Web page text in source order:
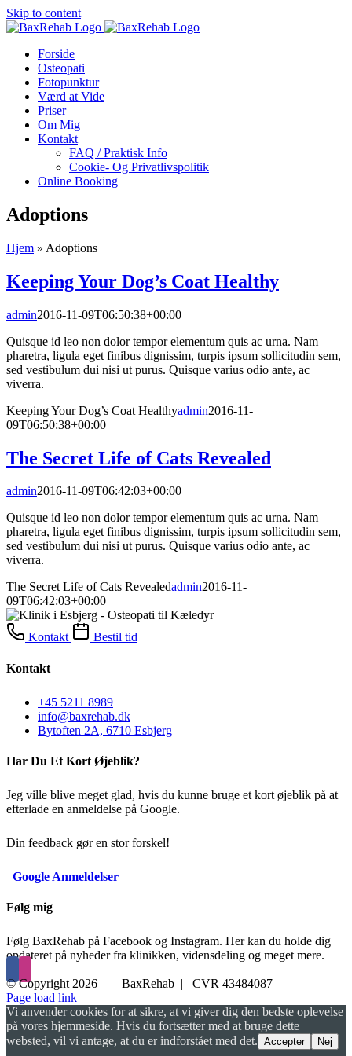
Skip to content
Forside
Osteopati
Fotopunktur
Værd at Vide
Priser
Om Mig
Kontakt
FAQ / Praktisk Info
Cookie- Og Privatlivspolitik
Online Booking
Adoptions
Hjem » Adoptions
Keeping Your Dog’s Coat Healthy
admin2016-11-09T06:50:38+00:00
Quisque id leo non dolor tempor elementum quis ac urna. Nam
pharetra, ligula eget finibus dignissim, turpis ipsum sollicitudin sem,
sed vestibulum dui nisi ut purus. Quisque varius odio ante, ac
viverra.
Keeping Your Dog’s Coat Healthyadmin2016-11-
09T06:50:38+00:00
The Secret Life of Cats Revealed
admin2016-11-09T06:42:03+00:00
Quisque id leo non dolor tempor elementum quis ac urna. Nam
pharetra, ligula eget finibus dignissim, turpis ipsum sollicitudin sem,
sed vestibulum dui nisi ut purus. Quisque varius odio ante, ac
viverra.
The Secret Life of Cats Revealedadmin2016-11-
09T06:42:03+00:00
Kontakt Bestil tid
Kontakt
+45 5211 8989
info@baxrehab.dk
Bytoften 2A, 6710 Esbjerg
Har Du Et Kort Øjeblik?
Jeg ville blive meget glad, hvis du kunne bruge et kort øjeblik på at
efterlade en anmeldelse på Google.
Din feedback gør en stor forskel!
Google Anmeldelser
Følg mig
Følg BaxRehab på Facebook og Instagram. Her kan du holde dig
opdateret på nyheder fra klinikken, vidensdeling og meget mere.
© Copyright 2026 | BaxRehab | CVR 43484087
Page load link
Vi anvender cookies for at sikre, at vi giver dig den bedste oplevelse
på vores hjemmeside. Hvis du fortsætter med at bruge dette
websted, vil vi antage, at du er indforstået med det. Accepter Nej